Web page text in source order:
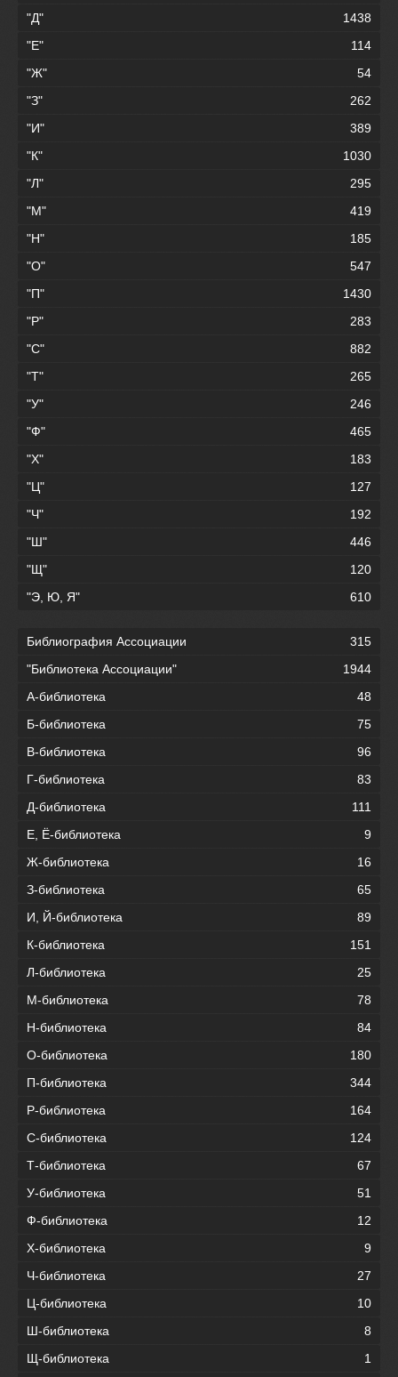
"Д"
1438
"Е"
114
"Ж"
54
"З"
262
"И"
389
"К"
1030
"Л"
295
"М"
419
"Н"
185
"О"
547
"П"
1430
"Р"
283
"С"
882
"Т"
265
"У"
246
"Ф"
465
"Х"
183
"Ц"
127
"Ч"
192
"Ш"
446
"Щ"
120
"Э, Ю, Я"
610
Библиография Ассоциации
315
"Библиотека Ассоциации"
1944
А-библиотека
48
Б-библиотека
75
В-библиотека
96
Г-библиотека
83
Д-библиотека
111
Е, Ё-библиотека
9
Ж-библиотека
16
З-библиотека
65
И, Й-библиотека
89
К-библиотека
151
Л-библиотека
25
М-библиотека
78
Н-библиотека
84
О-библиотека
180
П-библиотека
344
Р-библиотека
164
С-библиотека
124
Т-библиотека
67
У-библиотека
51
Ф-библиотека
12
Х-библиотека
9
Ч-библиотека
27
Ц-библиотека
10
Ш-библиотека
8
Щ-библиотека
1